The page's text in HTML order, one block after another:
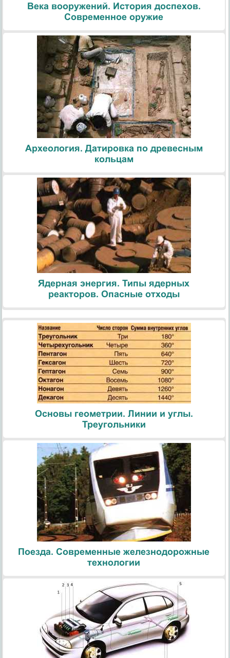
Века вооружений. История доспехов.
Современное оружие
Археология. Датировка по древесным
кольцам
Ядерная энергия. Типы ядерных
реакторов. Опасные отходы
Основы геометрии. Линии и углы.
Треугольники
Поезда. Современные железнодорожные
технологии